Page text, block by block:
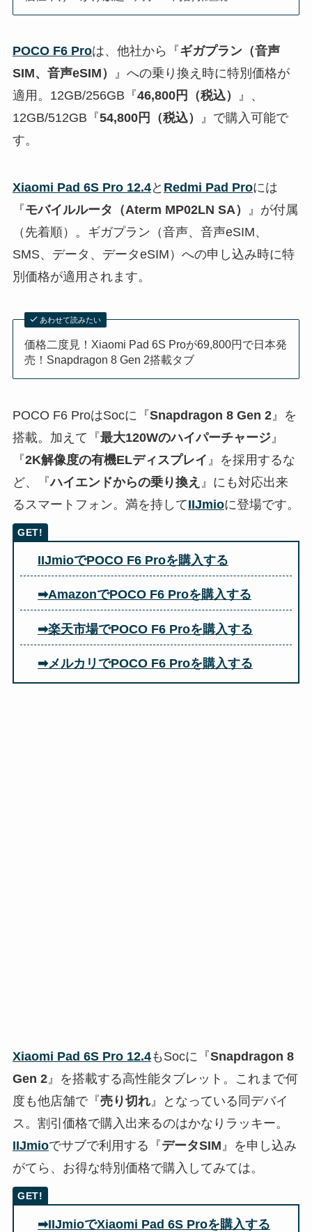
POCO F6 Proは、他社から『ギガプラン（音声
SIM、音声eSIM）
』への乗り換え時に特別価格が
適用。12GB/256GB『46,800円（税込）
』、
12GB/512GB『54,800円（税込）
』で購入可能で
す。
Xiaomi Pad 6S Pro 12.4と Redmi Pad Proには
『モバイルルータ（Aterm MP02LN SA）
』が付属
（先着順）。ギガプラン（音声、音声eSIM、
SMS、データ、データeSIM）への申し込み時に特
別価格が適用されます。
あわせて読みたい
価格二度見！Xiaomi Pad 6S Proが69,800円で日本発
売！Snapdragon 8 Gen 2搭載タブ
POCO F6 ProはSocに『Snapdragon 8 Gen 2』を
搭載。加えて『最大120Wのハイパーチャージ』
『2K解像度の有機ELディスプレイ 』を採用するな
ど、『ハイエンドからの乗り換え 』にも対応出来
るスマートフォン。満を持してIIJmioに登場です。
IIJmioでPOCO F6 Proを購入する
➡AmazonでPOCO F6 Proを購入する
➡楽天市場でPOCO F6 Proを購入する
➡メルカリでPOCO F6 Proを購入する
Xiaomi Pad 6S Pro 12.4もSocに『Snapdragon 8
Gen 2』を搭載する高性能タブレット。これまで何
度も他店舗で『売り切れ』となっている同デバイ
ス。割引価格で購入出来るのはかなりラッキー。
IIJmioでサブで利用する『データSIM』を申し込み
がてら、お得な特別価格で購入してみては。
➡IIJmioでXiaomi Pad 6S Proを購入する